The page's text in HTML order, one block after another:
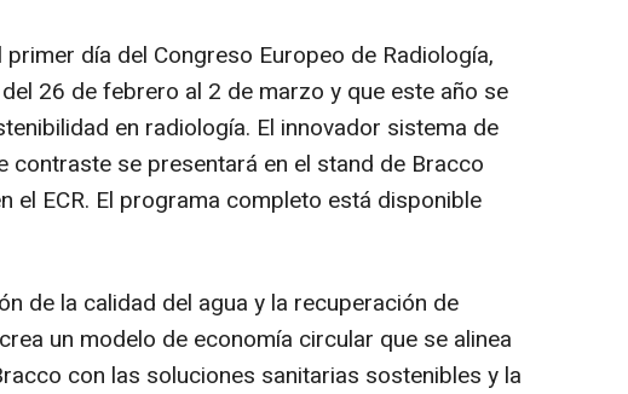
día del Congreso Europeo de Radiología,
26 de febrero al 2 de marzo y que este año se
en radiología. El innovador sistema de
contraste se presentará en el stand de Bracco
el ECR. El programa completo está disponible
de la calidad del agua y la recuperación de
un modelo de economía circular que se alinea
con las soluciones sanitarias sostenibles y la